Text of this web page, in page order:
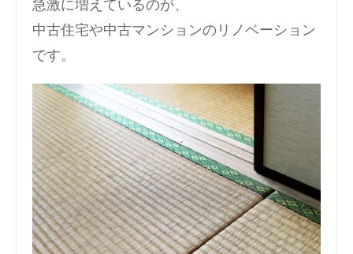
急激に増えているのが、
中古住宅や中古マンションのリノベーション
です。